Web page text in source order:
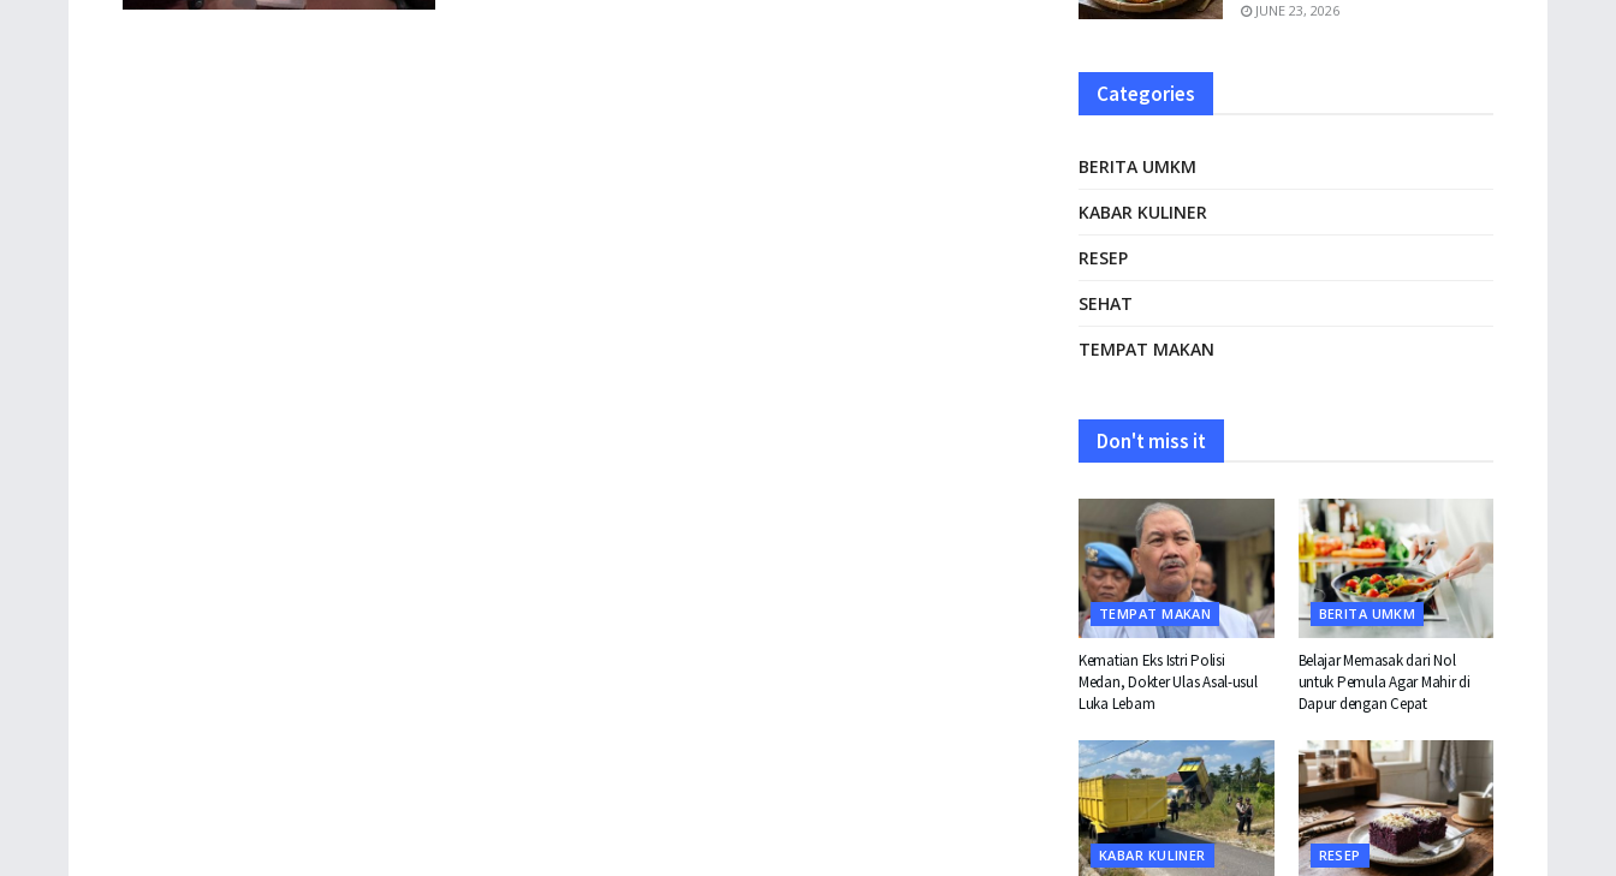
JUNE 23, 2026
Categories
BERITA UMKM
KABAR KULINER
RESEP
SEHAT
TEMPAT MAKAN
Don't miss it
TEMPAT MAKAN
Kematian Eks Istri Polisi
Medan, Dokter Ulas Asal-usul
Luka Lebam
BERITA UMKM
Belajar Memasak dari Nol
untuk Pemula Agar Mahir di
Dapur dengan Cepat
KABAR KULINER RESEP